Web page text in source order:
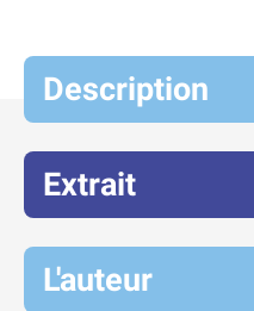
Description
Extrait
L'auteur